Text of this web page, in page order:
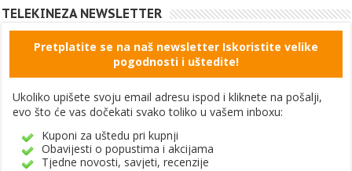
TELEKINEZA NEWSLETTER
Pretplatite se na naš newsletter Iskoristite velike
pogodnosti i uštedite!
Ukoliko upišete svoju email adresu ispod i kliknete na pošalji,
evo što će vas dočekati svako toliko u vašem inboxu:
Kuponi za uštedu pri kupnji
Obavijesti o popustima i akcijama
Tjedne novosti, savjeti, recenzije